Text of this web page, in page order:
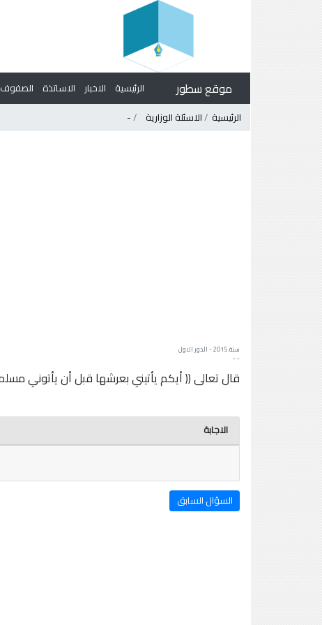
موقع سطور الرئيسية الاخبار الاساتذة
الرئيسية
الاسئلة الوزارية -
سنة: 2015 - الدور الاول
- -
قال تعالى (( أيكم يأتيني بعرشها قبل أن يأتوني
الاجابة
السؤال السابق